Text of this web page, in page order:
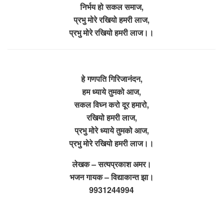
निर्भय हो सकल समाज,
प्रभु मोरे रखियो हमरी लाज,
प्रभु मोरे रखियो हमरी लाज।।
हे गणपति गिरिजानंदन,
हम ध्याये तुमको आज,
सकल विघ्न करो दूर हमारो,
रखियो हमरी लाज,
प्रभु मोरे ध्याये तुमको आज,
प्रभु मोरे रखियो हमरी लाज।।
लेखक – सत्यप्रकाश अमर।
भजन गायक – विद्याकान्त झा।
9931244994